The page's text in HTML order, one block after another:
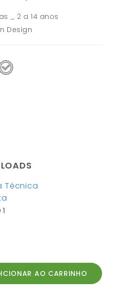
_ 2 a 14 anos
Design
Técnica